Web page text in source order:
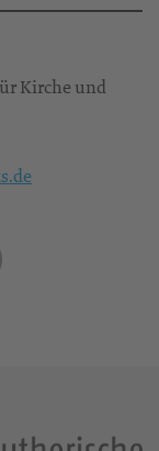
Kirche und